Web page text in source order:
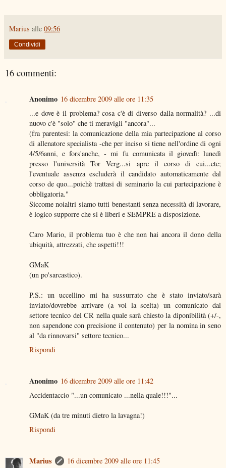
Marius alle 09:56
Condividi
16 commenti:
Anonimo 16 dicembre 2009 alle ore 11:35
...e dove è il problema? cosa c'è di diverso dalla normalità? ...di
nuovo c'è "solo" che ti meravigli "ancora"...
(fra parentesi: la comunicazione della mia partecipazione al corso
di allenatore specialista -che per inciso si tiene nell'ordine di ogni
4/5/6anni, e fors'anche, - mi fu comunicata il giovedì: lunedì
presso l'università Tor Verg...si apre il corso di cui...etc;
l'eventuale assenza escluderà il candidato automaticamente dal
corso de quo...poichè trattasi di seminario la cui partecipazione è
obbligatoria."
Siccome noialtri siamo tutti benestanti senza necessità di lavorare,
è logico supporre che si è liberi e SEMPRE a disposizione.
Caro Mario, il problema tuo è che non hai ancora il dono della
ubiquità, attrezzati, che aspetti!!!
GMaK
(un po'sarcastico).
P.S.: un uccellino mi ha sussurrato che è stato inviato/sarà
inviato/dovrebbe arrivare (a voi la scelta) un comunicato dal
settore tecnico del CR nella quale sarà chiesto la diponibilità (+/-,
non sapendone con precisione il contenuto) per la nomina in seno
al "da rinnovarsi" settore tecnico...
Rispondi
Anonimo 16 dicembre 2009 alle ore 11:42
Accidentaccio "...un comunicato ...nella quale!!!"...
GMaK (da tre minuti dietro la lavagna!)
Rispondi
Marius 16 dicembre 2009 alle ore 11:45